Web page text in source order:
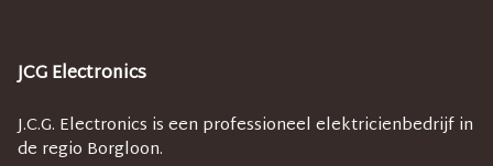
JCG Electronics
J.C.G. Electronics is een professioneel elektricienbedrijf in
de regio Borgloon.